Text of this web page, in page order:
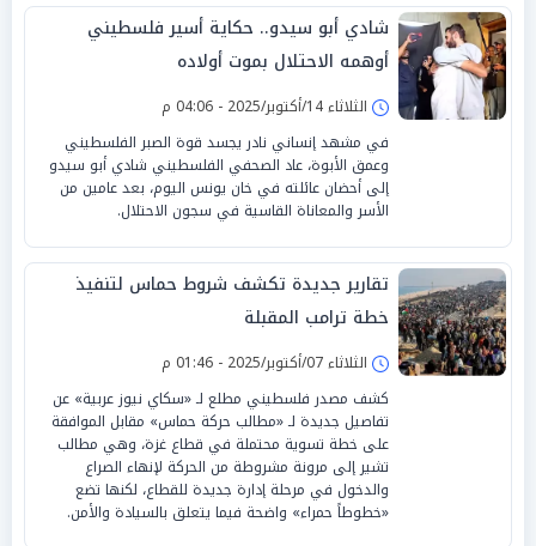
شادي أبو سيدو.. حكاية أسير فلسطيني
أوهمه الاحتلال بموت أولاده
الثلاثاء 14/أكتوبر/2025 - 04:06 م
في مشهد إنساني نادر يجسد قوة الصبر الفلسطيني
وعمق الأبوة، عاد الصحفي الفلسطيني شادي أبو سيدو
إلى أحضان عائلته في خان يونس اليوم، بعد عامين من
الأسر والمعاناة القاسية في سجون الاحتلال.
تقارير جديدة تكشف شروط حماس لتنفيذ
خطة ترامب المقبلة
الثلاثاء 07/أكتوبر/2025 - 01:46 م
كشف مصدر فلسطيني مطلع لـ «سكاي نيوز عربية» عن
تفاصيل جديدة لـ «مطالب حركة حماس» مقابل الموافقة
على خطة تسوية محتملة في قطاع غزة، وهي مطالب
تشير إلى مرونة مشروطة من الحركة لإنهاء الصراع
والدخول في مرحلة إدارة جديدة للقطاع، لكنها تضع
«خطوطاً حمراء» واضحة فيما يتعلق بالسيادة والأمن.